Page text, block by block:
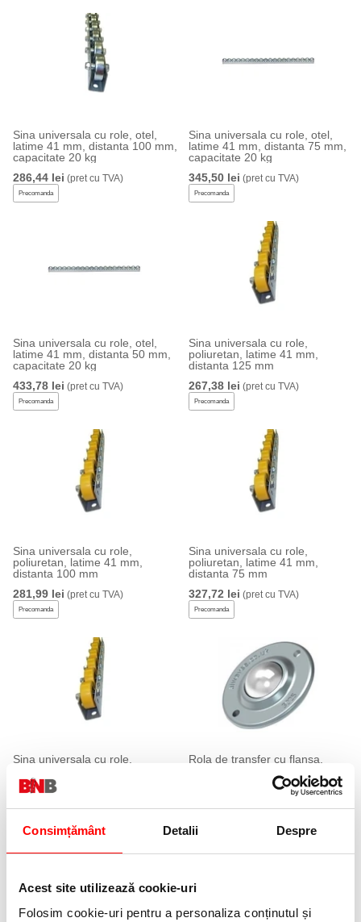
Consimțământ Detalii Despre
Acest site utilizează cookie-uri
Folosim cookie-uri pentru a personaliza conținutul și
Sina universala cu role, otel,
latime 41 mm, distanta 100 mm,
capacitate 20 kg
286,44 lei (pret cu TVA)
Precomanda
Sina universala cu role, otel,
latime 41 mm, distanta 75 mm,
capacitate 20 kg
345,50 lei (pret cu TVA)
Precomanda
Sina universala cu role, otel,
latime 41 mm, distanta 50 mm,
capacitate 20 kg
433,78 lei (pret cu TVA)
Precomanda
Sina universala cu role,
poliuretan, latime 41 mm,
distanta 125 mm
267,38 lei (pret cu TVA)
Precomanda
Sina universala cu role,
poliuretan, latime 41 mm,
distanta 100 mm
281,99 lei (pret cu TVA)
Precomanda
Sina universala cu role,
poliuretan, latime 41 mm,
distanta 75 mm
327,72 lei (pret cu TVA)
Precomanda
Sina universala cu role,
distanta 50 mm
Rola de transfer cu flansa,
(pret cu TVA)